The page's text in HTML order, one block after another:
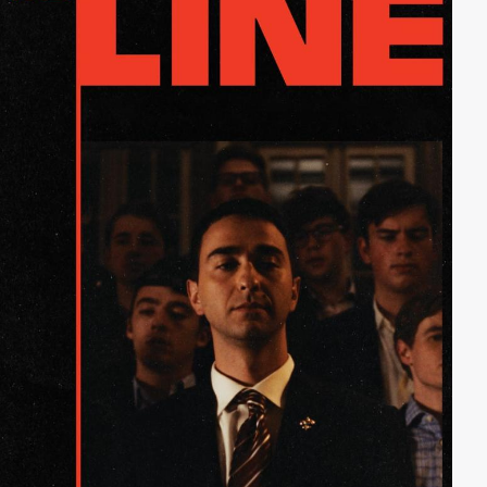
Tatkraft und Lebensweisheit eines gewissen Mr. Henry
aus, mit dem er Anthony unbedingt bekanntmachen
will. Dignans "Self Improvement"-Pläne haben das Ziel,